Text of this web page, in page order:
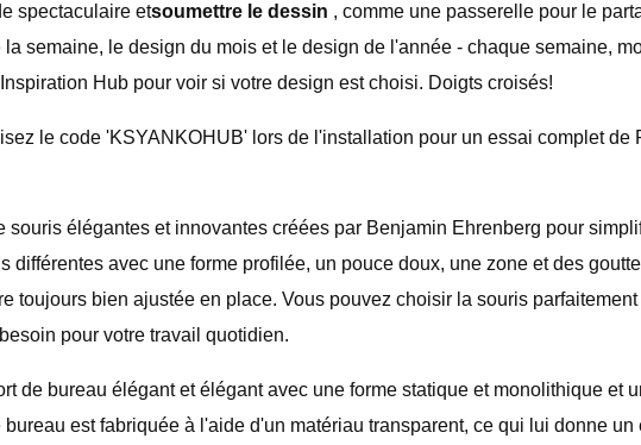
spectaculaire etsoumettre le dessin , comme une passerelle pour le
semaine, le design du mois et le design de l'année - chaque semaine,
Hub pour voir si votre design est choisi. Doigts croisés!
le code 'KSYANKOHUB' lors de l'installation pour un essai complet de
souris élégantes et innovantes créées par Benjamin Ehrenberg pour
avec une forme profilée, un pouce doux, une zone et des
toujours bien ajustée en place. Vous pouvez choisir la souris
pour votre travail quotidien.
de bureau élégant et élégant avec une forme statique et monolithique et
est fabriquée à l'aide d'un matériau transparent, ce qui lui donne